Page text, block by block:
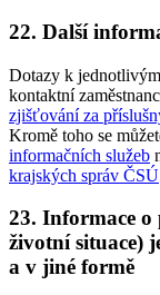
22. Další
Dotazy k
kontaktní
zjišťování za
Kromě toho se
informačních služeb
krajských správ ČSÚ
23. Informace o
životní situace)
a v jiné formě